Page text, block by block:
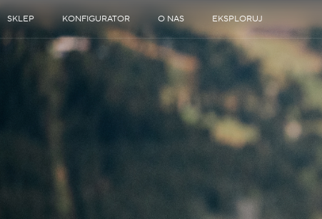
SKLEP KONFIGURATOR O NAS EKSPLORUJ